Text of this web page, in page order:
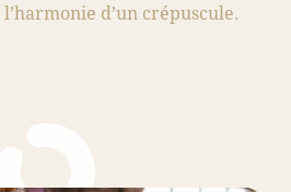
d’un crépuscule.